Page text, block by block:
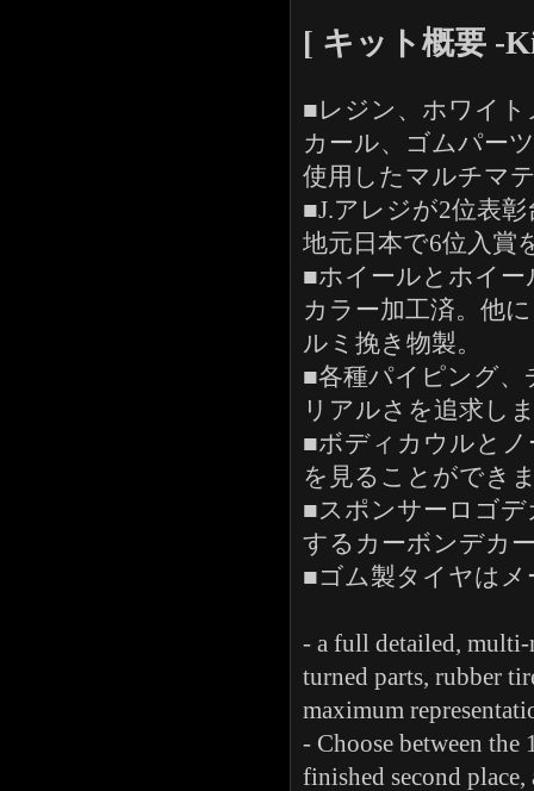
[ キット概要 -
■レジン、ホワイ
カール、ゴムパー
使用したマルチマ
■J.アレジが2位表
地元日本で6位入賞
■ホイールとホイ
カラー加工済。他
ルミ挽き物製。
■各種パイピング
リアルさを追求し
■ボディカウルとノ
を見ることができ
■スポンサーロゴ
するカーボンデカ
■ゴム製タイヤはメ
- a full detailed,
turned parts, rubber
maximum
- Choose between
finished second